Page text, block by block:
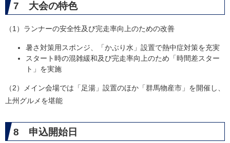
7 大会の特色
（1）ランナーの安全性及び完走率向上のための改善
暑さ対策用スポンジ、「かぶり水」設置で熱中症対策を充実
スタート時の混雑緩和及び完走率向上のため「時間差スター
ト」を実施
（2）メイン会場では「足湯」設置のほか「群馬物産市」を開催し、
上州グルメを堪能
8 申込開始日